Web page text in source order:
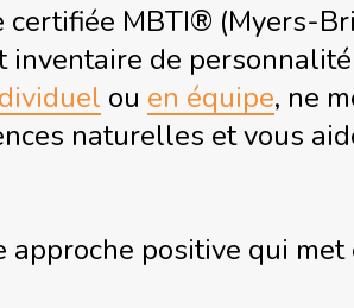
certifiée MBTI® (Myers-
inventaire de
ou en équipe, ne
naturelles et vous
approche positive qui